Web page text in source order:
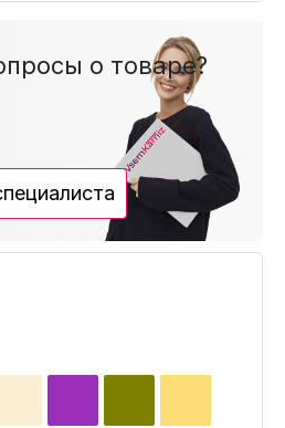
о товаре?